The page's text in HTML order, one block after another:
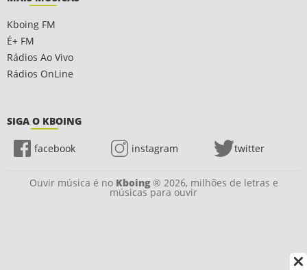
Kboing FM
É+ FM
Rádios Ao Vivo
Rádios OnLine
SIGA O KBOING
facebook instagram twitter
Ouvir música é no Kboing® 2026, milhões de letras e
músicas para ouvir